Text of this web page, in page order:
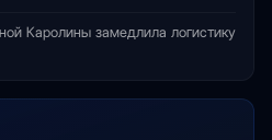
Каролины замедлила логистику